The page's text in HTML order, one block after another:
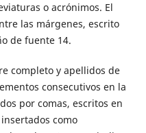
o acrónimos. El
las márgenes, escrito
de fuente 14.
completo y apellidos de
consecutivos en la
por comas, escritos en
como